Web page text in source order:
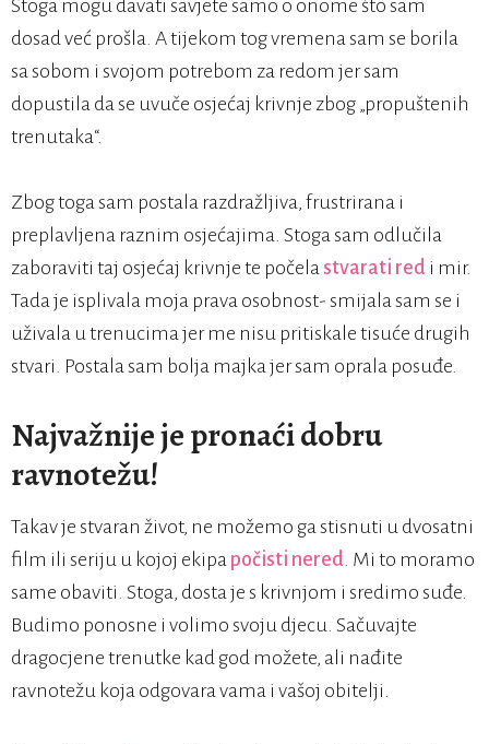
Stoga mogu davati savjete samo o onome što sam
dosad već prošla. A tijekom tog vremena sam se borila
sa sobom i svojom potrebom za redom jer sam
dopustila da se uvuče osjećaj krivnje zbog „propuštenih
trenutaka“.
Zbog toga sam postala razdražljiva, frustrirana i
preplavljena raznim osjećajima. Stoga sam odlučila
zaboraviti taj osjećaj krivnje te počelastvarati red i mir.
Tada je isplivala moja prava osobnost- smijala sam se i
uživala u trenucima jer me nisu pritiskale tisuće drugih
stvari. Postala sam bolja majka jer sam oprala posuđe.
Najvažnije je pronaći dobru
ravnotežu!
Takav je stvaran život, ne možemo ga stisnuti u dvosatni
film ili seriju u kojoj ekipa počisti nered. Mi to moramo
same obaviti. Stoga, dosta je s krivnjom i sredimo suđe.
Budimo ponosne i volimo svoju djecu. Sačuvajte
dragocjene trenutke kad god možete, ali nađite
ravnotežu koja odgovara vama i vašoj obitelji.